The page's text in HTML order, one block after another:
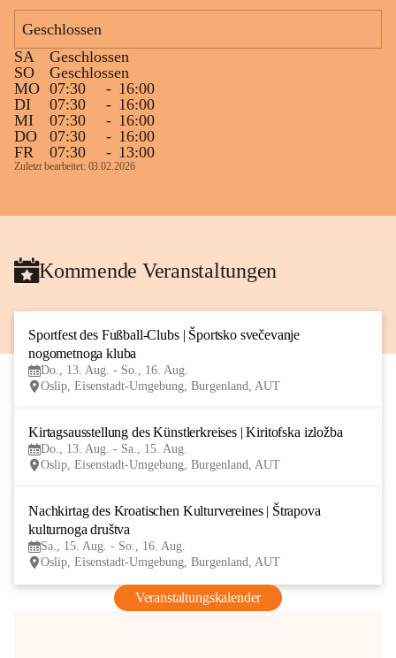
Geschlossen
SA
Geschlossen
SO
Geschlossen
MO 07:30 - 16:00
DI
07:30 - 16:00
MI
07:30 - 16:00
DO
07:30 - 16:00
FR
07:30 - 13:00
Zuletzt bearbeitet: 03.02.2026
Kommende Veranstaltungen
Sportfest des Fußball-Clubs | Športsko svečevanje
nogometnoga kluba
Do., 13. Aug. - So., 16. Aug.
Oslip, Eisenstadt-Umgebung, Burgenland, AUT
Kirtagsausstellung des Künstlerkreises | Kiritofska izložba
Do., 13. Aug. - Sa., 15. Aug.
Oslip, Eisenstadt-Umgebung, Burgenland, AUT
Nachkirtag des Kroatischen Kulturvereines | Štrapova
kulturnoga društva
Sa., 15. Aug. - So., 16. Aug.
Oslip, Eisenstadt-Umgebung, Burgenland, AUT
Veranstaltungskalender